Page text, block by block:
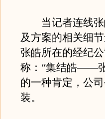
当记者连线张
及方案的相关细
张皓所在的经纪
称：“集结皓——
的一种肯定，公
装。